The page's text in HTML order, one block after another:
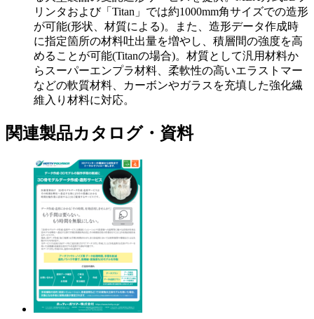
リンタおよび「Titan」では約1000mm角サイズでの造形
が可能(形状、材質による)。また、造形データ作成時
に指定箇所の材料吐出量を増やし、積層間の強度を高
めることが可能(Titanの場合)。材質として汎用材料か
らスーパーエンプラ材料、柔軟性の高いエラストマー
などの軟質材料、カーボンやガラスを充填した強化繊
維入り材料に対応。
関連製品カタログ・資料